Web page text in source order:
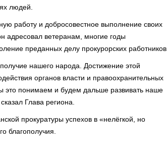
людей.
работу и добросовестное выполнение своих
адресовал ветеранам, многие годы
преданных делу прокурорских работников.
нашего народа. Достижение этой
органов власти и правоохранительных
это понимаем и будем дальше развивать наше
Глава региона.
прокуратуры успехов в «нелёгкой, но
благополучия.